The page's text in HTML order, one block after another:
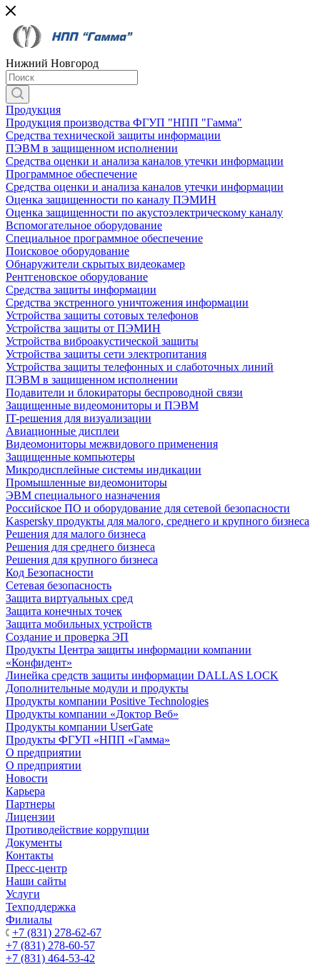
Нижний Новгород
Продукция
Продукция производства ФГУП "НПП "Гамма"
Средства технической защиты информации
ПЭВМ в защищенном исполнении
Средства оценки и анализа каналов утечки информации
Программное обеспечение
Средства оценки и анализа каналов утечки информации
Оценка защищенности по каналу ПЭМИН
Оценка защищенности по акустоэлектрическому каналу
Вспомогательное оборудование
Специальное программное обеспечение
Поисковое оборудование
Обнаружители скрытых видеокамер
Рентгеновское оборудование
Средства защиты информации
Средства экстренного уничтожения информации
Устройства защиты сотовых телефонов
Устройства защиты от ПЭМИН
Устройства виброакустической защиты
Устройства защиты сети электропитания
Устройства защиты телефонных и слаботочных линий
ПЭВМ в защищенном исполнении
Подавители и блокираторы беспроводной связи
Защищенные видеомониторы и ПЭВМ
IT-решения для визуализации
Авиационные дисплеи
Видеомониторы межвидового применения
Защищенные компьютеры
Микродисплейные системы индикации
Промышленные видеомониторы
ЭВМ специального назначения
Российское ПО и оборудование для сетевой безопасности
Kaspersky продукты для малого, среднего и крупного бизнеса
Решения для малого бизнеса
Решения для среднего бизнеса
Решения для крупного бизнеса
Код Безопасности
Сетевая безопасность
Защита виртуальных сред
Защита конечных точек
Защита мобильных устройств
Создание и проверка ЭП
Продукты Центра защиты информации компании
«Конфидент»
Линейка средств защиты информации DALLAS LOCK
Дополнительные модули и продукты
Продукты компании Positive Technologies
Продукты компании «Доктор Веб»
Продукты компании UserGate
Продукты ФГУП «НПП «Гамма»
О предприятии
О предприятии
Новости
Карьера
Партнеры
Лицензии
Противодействие коррупции
Документы
Контакты
Пресс-центр
Наши сайты
Услуги
Техподдержка
Филиалы
+7 (831) 278-62-67
+7 (831) 278-60-57
+7 (831) 464-53-42